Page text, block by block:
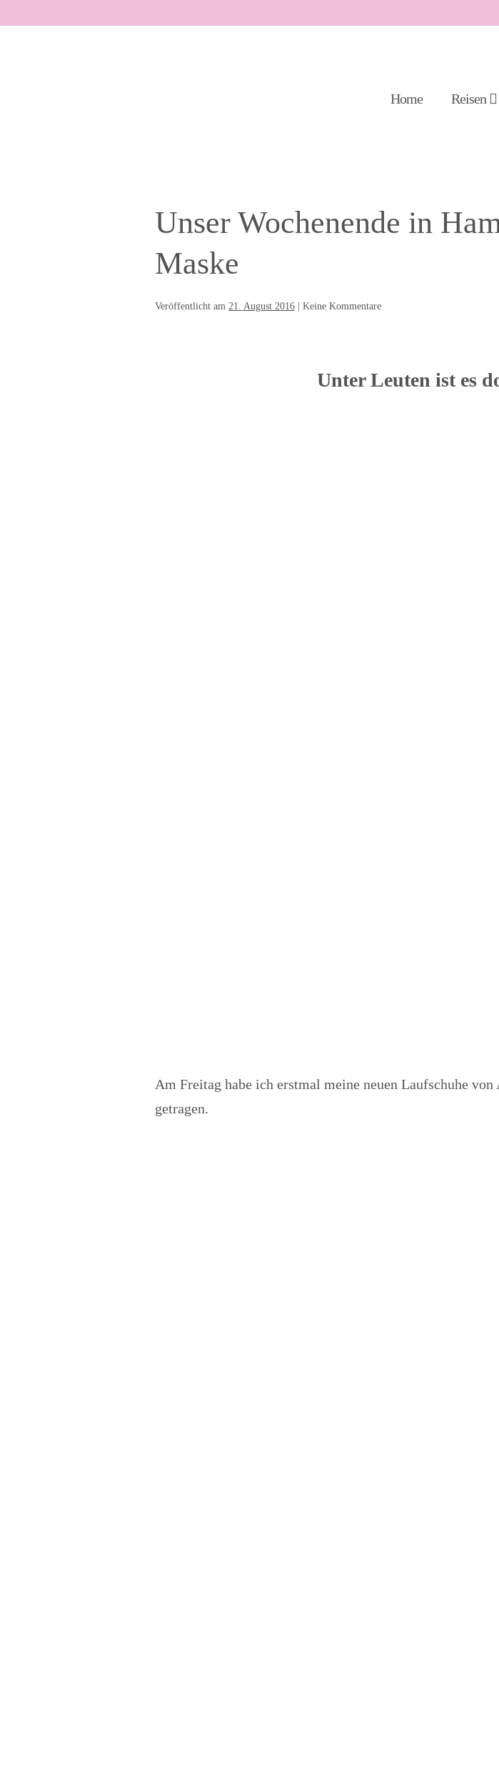
Home Reisen
Unser Wochenende in
Maske
Veröffentlicht am 21. August 2016 Keine Kommentare
Unter Leuten ist es
Am Freitag habe ich erstmal meine neuen Laufschuhe
getragen.